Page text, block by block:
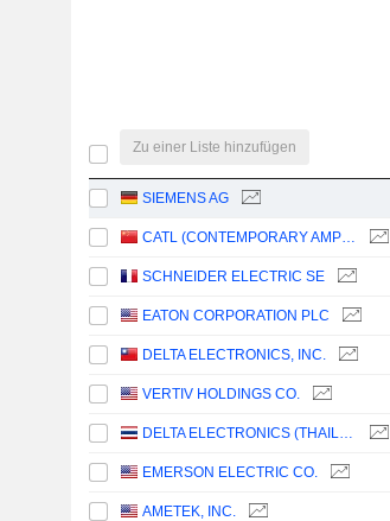
Zu einer Liste hinzufügen
SIEMENS AG
CATL (CONTEMPORARY AMPEREX TECHNOLOGY)
SCHNEIDER ELECTRIC SE
EATON CORPORATION PLC
DELTA ELECTRONICS, INC.
VERTIV HOLDINGS CO.
DELTA ELECTRONICS (THAILAND)
EMERSON ELECTRIC CO.
AMETEK, INC.